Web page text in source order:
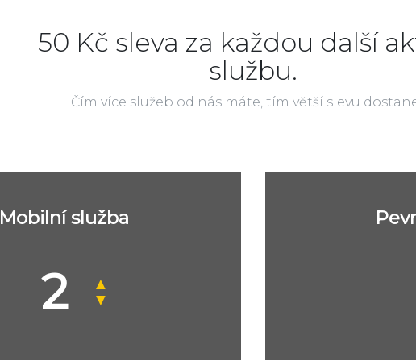
50 Kč sleva za každou další
službu.
Čím více služeb od nás máte, tím větší slevu
Mobilní služba
▲
▼